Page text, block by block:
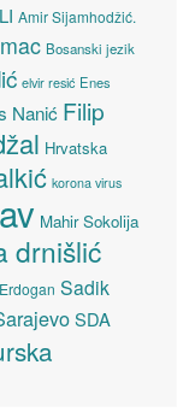
Amir Sijamhodžić.
Bosanski jezik
elvir resić Enes
Nanić Filip
Hrvatska
korona virus
Mahir Sokolija
drnišlić
Sadik
SDA